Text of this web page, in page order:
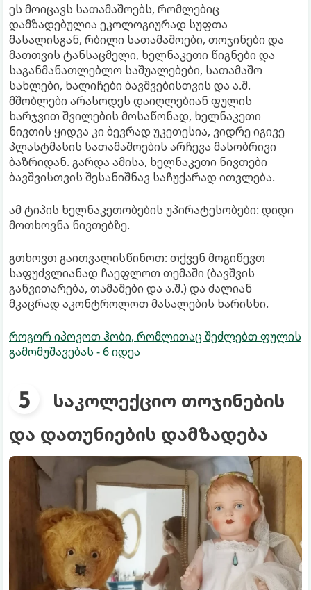
ეს მოიცავს სათამაშოებს, რომლებიც
დამზადებულია ეკოლოგიურად სუფთა
მასალისგან, რბილი სათამაშოები, თოჯინები და
მათთვის ტანსაცმელი, ხელნაკეთი წიგნები და
საგანმანათლებლო საშუალებები, სათამაშო
სახლები, ხალიჩები ბავშვებისთვის და ა.შ.
მშობლები არასოდეს დაიღლებიან ფულის
ხარჯვით შვილების მოსაწონად, ხელნაკეთი
ნივთის ყიდვა კი ბევრად უკეთესია, ვიდრე იგივე
პლასტმასის სათამაშოების არჩევა მასობრივი
ბაზრიდან. გარდა ამისა, ხელნაკეთი ნივთები
ბავშვისთვის შესანიშნავ საჩუქარად ითვლება.
ამ ტიპის ხელნაკეთობების უპირატესობები: დიდი
მოთხოვნა ნივთებზე.
გთხოვთ გაითვალისწინოთ: თქვენ მოგიწევთ
საფუძვლიანად ჩაეფლოთ თემაში (ბავშვის
განვითარება, თამაშები და ა.შ.) და ძალიან
მკაცრად აკონტროლოთ მასალების ხარისხი.
როგორ იპოვოთ ჰობი, რომლითაც შეძლებთ ფულის
გამომუშავებას - 6 იდეა
საკოლექციო თოჯინების
და დათუნიების დამზადება